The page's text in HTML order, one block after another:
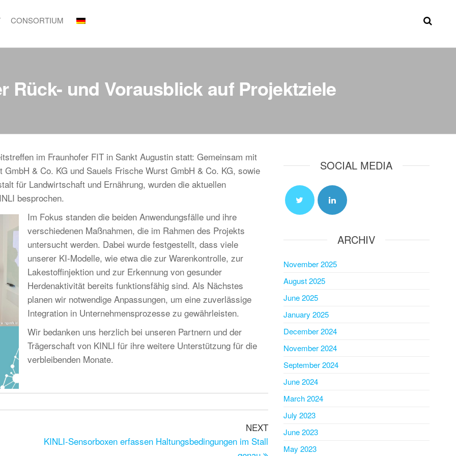
CONSORTIUM
Rück- und Vorausblick auf Projektziele
im Fraunhofer FIT in Sankt Augustin statt: Gemeinsam mit
& Co. KG und Sauels Frische Wurst GmbH & Co. KG, sowie
für Landwirtschaft und Ernährung, wurden die aktuellen
besprochen.
Im Fokus standen die beiden Anwendungsfälle und ihre
verschiedenen Maßnahmen, die im Rahmen des Projekts
untersucht werden. Dabei wurde festgestellt, dass viele
unserer KI-Modelle, wie etwa die zur Warenkontrolle, zur
Lakestoffinjektion und zur Erkennung von gesunder
Herdenaktivität bereits funktionsfähig sind. Als Nächstes
planen wir notwendige Anpassungen, um eine zuverlässige
Integration in Unternehmensprozesse zu gewährleisten.
Wir bedanken uns herzlich bei unseren Partnern und der
Trägerschaft von KINLI für ihre weitere Unterstützung für die
verbleibenden Monate.
Next
Post
NEXT
KINLI-Sensorboxen erfassen Haltungsbedingungen im Stall
SOCIAL MEDIA
ARCHIV
November 2025
August 2025
June 2025
January 2025
December 2024
November 2024
September 2024
June 2024
March 2024
July 2023
June 2023
May 2023